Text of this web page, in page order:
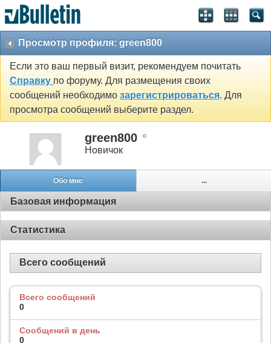
Просмотр профиля: green800
Если это ваш первый визит, рекомендуем почитать
Справку по форуму. Для размещения своих
сообщений необходимо зарегистрироваться. Для
просмотра сообщений выберите раздел.
green800
Новичок
Обо мне ...
Базовая информация
Статистика
Всего сообщений
Всего сообщений
0
Сообщений в день
0